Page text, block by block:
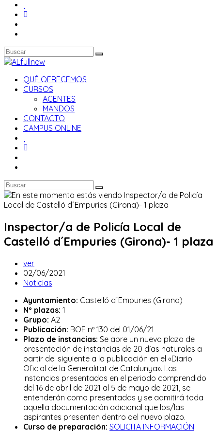
QUÉ OFRECEMOS
CURSOS
AGENTES
MANDOS
CONTACTO
CAMPUS ONLINE
Inspector/a de Policía Local de
Castelló d´Empuries (Girona)- 1 plaza
Autor
de
la
ver
Publicación
de
entrada:
02/06/2021
Categoría
la
entrada:
Noticias
Ayuntamiento: Castelló d´Empuries (Girona)
Nº plazas: 1
Grupo: A2
Publicación: BOE nº 130 del 01/06/21
Plazo de instancias: Se abre un nuevo plazo de
presentación de instancias de 20 días naturales a
partir del siguiente a la publicación en el «Diario
Oficial de la Generalitat de Catalunya». Las
instancias presentadas en el periodo comprendido
del 16 de abril de 2021 al 5 de mayo de 2021, se
entenderán como presentadas y se admitirá toda
aquella documentación adicional que los/las
aspirantes presenten dentro del nuevo plazo.
Curso de preparación: SOLICITA INFORMACIÓN